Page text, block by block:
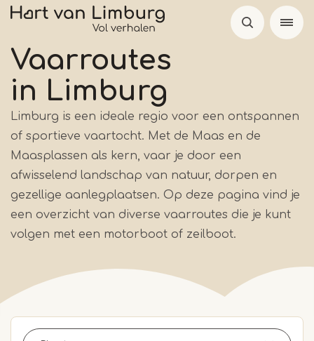
Overslaan
naar
inhoud
gaan
Vaarroutes
in Limburg
Limburg is een ideale regio voor een ontspannen
of sportieve vaartocht. Met de Maas en de
Maasplassen als kern, vaar je door een
afwisselend landschap van natuur, dorpen en
gezellige aanlegplaatsen. Op deze pagina vind je
een overzicht van diverse vaarroutes die je kunt
volgen met een motorboot of zeilboot.